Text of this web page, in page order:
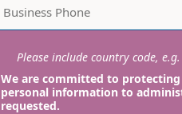
Please include country code,
We are committed to
personal information to
requested.